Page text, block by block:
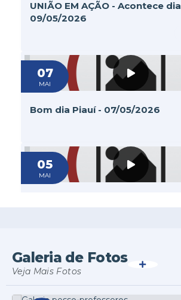
UNIÃO EM AÇÃO - Acontece dia
09/05/2026
07
MAI
Bom dia Piauí - 07/05/2026
05
MAI
Galeria de Fotos
Veja Mais Fotos